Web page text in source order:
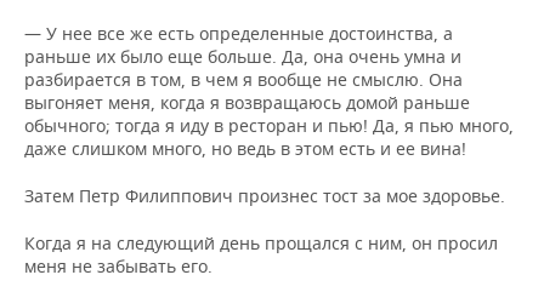
— У нее все же есть определенные достоинства, а
раньше их было еще больше. Да, она очень умна и
разбирается в том, в чем я вообще не смыслю. Она
выгоняет меня, когда я возвращаюсь домой раньше
обычного; тогда я иду в ресторан и пью! Да, я пью много,
даже слишком много, но ведь в этом есть и ее вина!
Затем Петр Филиппович произнес тост за мое здоровье.
Когда я на следующий день прощался с ним, он просил
меня не забывать его.